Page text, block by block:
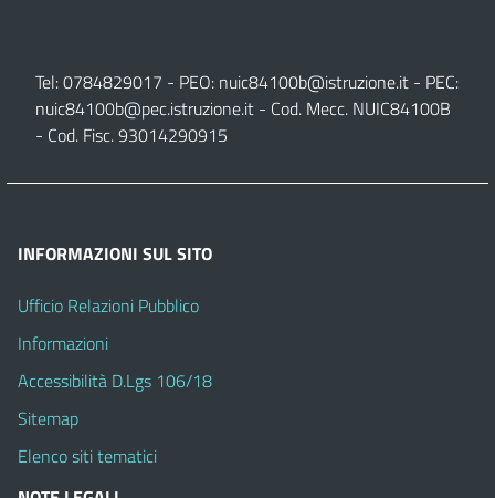
Tel: 0784829017 - PEO: nuic84100b@istruzione.it - PEC:
nuic84100b@pec.istruzione.it - Cod. Mecc. NUIC84100B
- Cod. Fisc. 93014290915
INFORMAZIONI SUL SITO
Ufficio Relazioni Pubblico
Informazioni
Accessibilità D.Lgs 106/18
Sitemap
Elenco siti tematici